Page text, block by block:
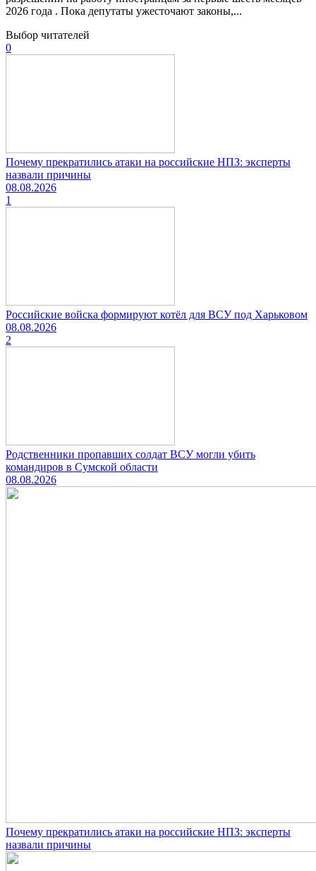
2026 года . Пока депутаты ужесточают законы,...
Выбор читателей
0
Почему прекратились атаки на российские НПЗ: эксперты
назвали причины
08.08.2026
1
Российские войска формируют котёл для ВСУ под Харьковом
08.08.2026
2
Родственники пропавших солдат ВСУ могли убить
командиров в Сумской области
08.08.2026
Почему прекратились атаки на российские НПЗ: эксперты
назвали причины